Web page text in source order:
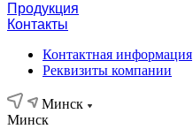
Продукция
Контакты
Контактная информация
Реквизиты компании
Минск
Минск